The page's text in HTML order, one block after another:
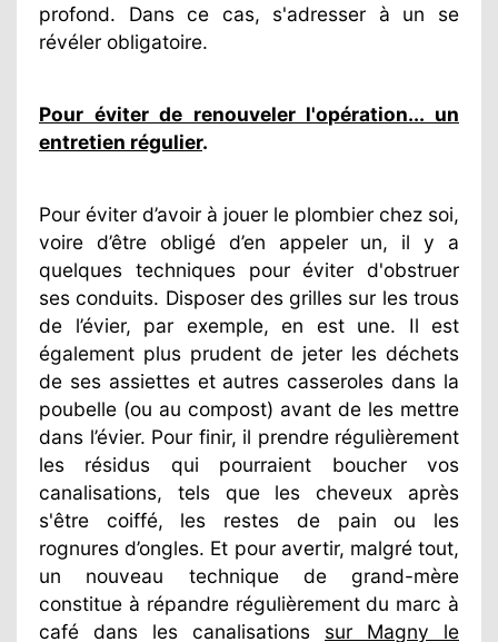
profond. Dans ce cas, s'adresser à un se
révéler obligatoire.
Pour éviter de renouveler l'opération... un
entretien régulier.
Pour éviter d’avoir à jouer le plombier chez soi,
voire d’être obligé d’en appeler un, il y a
quelques techniques pour éviter d'obstruer
ses conduits. Disposer des grilles sur les trous
de l’évier, par exemple, en est une. Il est
également plus prudent de jeter les déchets
de ses assiettes et autres casseroles dans la
poubelle (ou au compost) avant de les mettre
dans l’évier. Pour finir, il prendre régulièrement
les résidus qui pourraient boucher vos
canalisations, tels que les cheveux après
s'être coiffé, les restes de pain ou les
rognures d’ongles. Et pour avertir, malgré tout,
un nouveau technique de grand-mère
constitue à répandre régulièrement du marc à
café dans les canalisations sur Magny le